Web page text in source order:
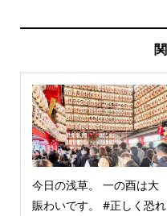
今日の浅草。 一の酉は大
賑わいです。 #正しく恐れ